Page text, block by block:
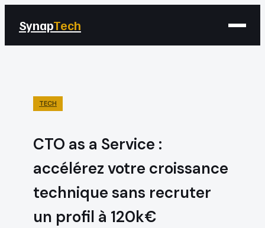
SynapTech
TECH
CTO as a Service :
accélérez votre croissance
technique sans recruter
un profil à 120k€